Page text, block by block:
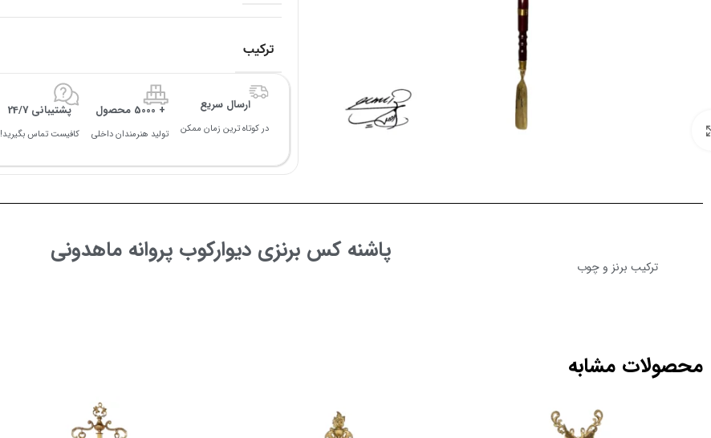
ترکیب
ارسال سریع
در کوتاه ترین زمان ممکن
+ 5000 محصول
تولید هنرمندان داخلی
پشتیبانی 24/7
کافیست تماس بگیرید!
پاشنه کس برنزی دیوارکوب پروانه ماهدونی
ترکیب برنز و چوب
محصولات مشابه